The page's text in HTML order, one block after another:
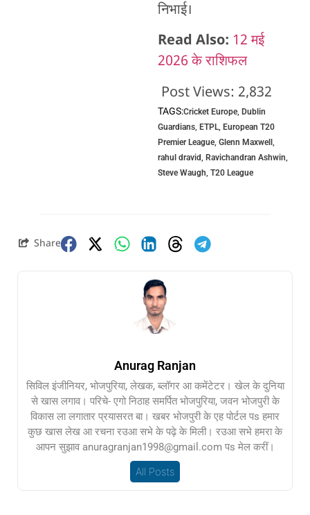
निभाई।
Read Also: 12 मई
2026 के राशिफल
Post Views: 2,832
TAGS:Cricket Europe, Dublin
Guardians, ETPL, European T20
Premier League, Glenn Maxwell,
rahul dravid Ravichandran Ashwin
Steve Waugh T20 League
Share
Anurag Ranjan
सिविल इंजीनियर, भोजपुरिया, लेखक, ब्लॉगर आ कमेंटेटर। खेल के दुनिया
से खास लगाव। परिचे- एगो निठाह समर्पित भोजपुरिया, जवन भोजपुरी के
विकास ला लगातार प्रयासरत बा। खबर भोजपुरी के एह पोर्टल पs हमार
कुछ खास लेख आ रचना रउआ सभे के पढ़े के मिली। रउआ सभे हमरा के
आपन सुझाव anuragranjan1998@gmail.com पs मेल करीं।
All Posts